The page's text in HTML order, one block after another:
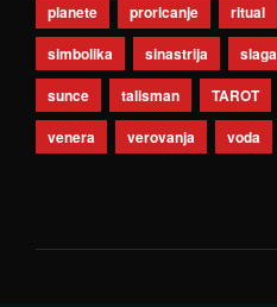
planete
proricanje ritual
simbolika
sinastrija
sunce
talisman TAROT
venera
verovanja voda